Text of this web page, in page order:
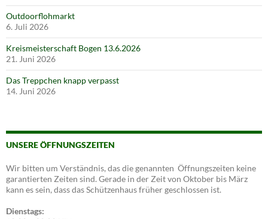
Outdoorflohmarkt
6. Juli 2026
Kreismeisterschaft Bogen 13.6.2026
21. Juni 2026
Das Treppchen knapp verpasst
14. Juni 2026
UNSERE ÖFFNUNGSZEITEN
Wir bitten um Verständnis, das die genannten Öffnungszeiten keine
garantierten Zeiten sind. Gerade in der Zeit von Oktober bis März
kann es sein, dass das Schützenhaus früher geschlossen ist.
Dienstags: